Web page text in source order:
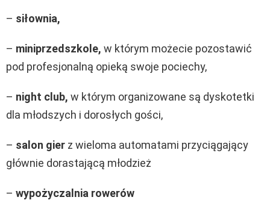
– siłownia,
– miniprzedszkole, w którym możecie pozostawić
pod profesjonalną opieką swoje pociechy,
– night club, w którym organizowane są dyskotetki
dla młodszych i dorosłych gości,
– salon gier z wieloma automatami przyciągający
głównie dorastającą młodzież
– wypożyczalnia rowerów